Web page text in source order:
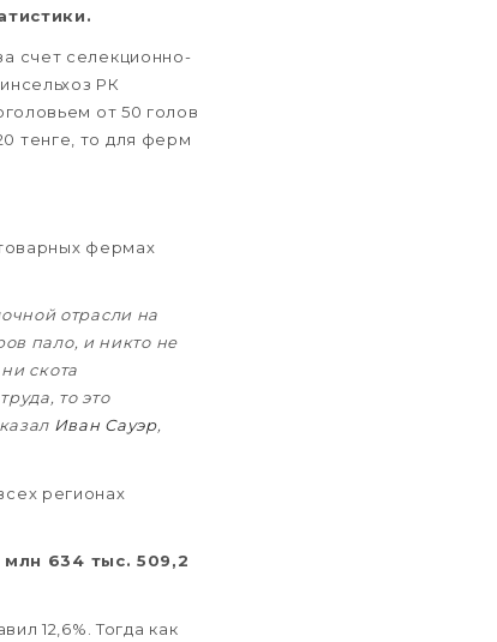
счет селекционно-
РК
от 50 голов
тенге, то для ферм
фермах
отрасли на
пало, и никто не
скота
то это
Иван Сауэр,
регионах
млн 634 тыс. 509,2
12,6%. Тогда как